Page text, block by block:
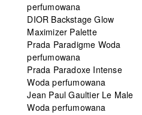
perfumowana
DIOR Backstage Glow
Maximizer Palette
Prada Paradigme Woda
perfumowana
Prada Paradoxe Intense
Woda perfumowana
Jean Paul Gaultier Le Male
Woda perfumowana